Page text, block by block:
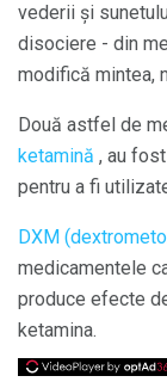
vederii și
disociere - din
modifică mintea,
Două astfel de
ketamină , au
pentru a fi
DXM
medicamentele
produce efecte
ketamina.